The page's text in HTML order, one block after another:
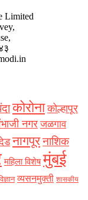
Limited
कोरोना कोल्हापूर
नगर जळगाव
नागपूरनाशिक
महिला विशेष मुंबई
व्यसनमुक्ती शासकीय